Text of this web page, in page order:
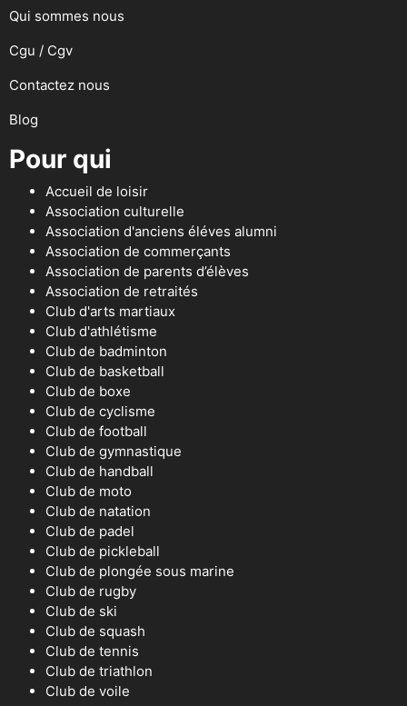
Qui sommes nous
Cgu / Cgv
Contactez nous
Blog
Pour qui
Accueil de loisir
Association culturelle
Association d'anciens éléves alumni
Association de commerçants
Association de parents d’élèves
Association de retraités
Club d'arts martiaux
Club d'athlétisme
Club de badminton
Club de basketball
Club de boxe
Club de cyclisme
Club de football
Club de gymnastique
Club de handball
Club de moto
Club de natation
Club de padel
Club de pickleball
Club de plongée sous marine
Club de rugby
Club de ski
Club de squash
Club de tennis
Club de triathlon
Club de voile